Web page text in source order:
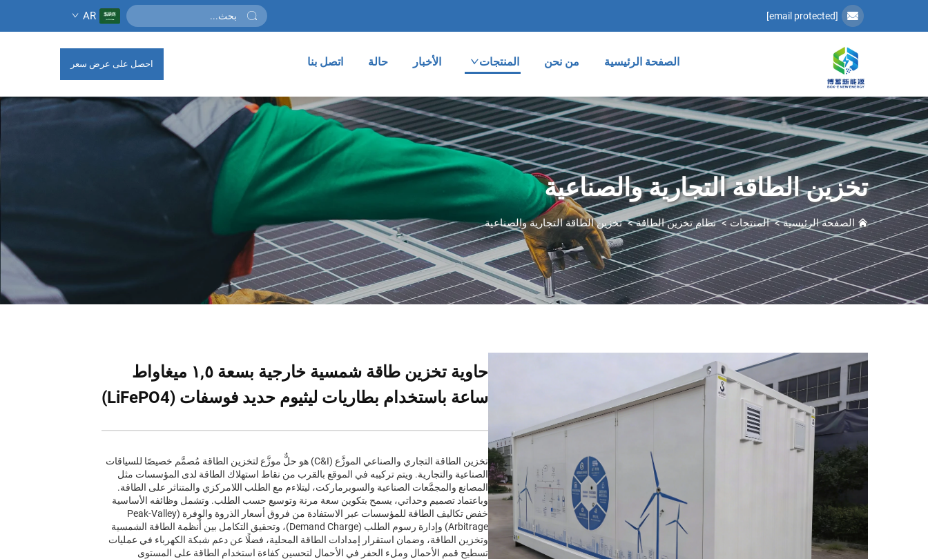
[email protected]
AR
الصفحة الرئيسية من نحن المنتجات الأخبار حالة اتصل بنا احصل على عرض سعر
تخزين الطاقة التجارية والصناعية
الصفحة الرئيسية>المنتجات>نظام تخزين الطاقة>تخزين الطاقة التجارية والصناعية
حاوية تخزين طاقة شمسية خارجية بسعة ١,٥ ميغاواط
ساعة باستخدام بطاريات ليثيوم حديد فوسفات (LiFePO4)
تخزين الطاقة التجاري والصناعي الموزَّع (C&I) هو حلٌّ موزَّع لتخزين الطاقة مُصمَّم خصيصًا للسياقات
الصناعية والتجارية. ويتم تركيبه في الموقع بالقرب من نقاط استهلاك الطاقة لدى المؤسسات مثل
المصانع والمجمَّعات الصناعية والسوبرماركت، ليتلاءم مع الطلب اللامركزي والمتناثر على الطاقة.
وباعتماد تصميم وحداتي، يسمح بتكوين سعة مرنة وتوسيع حسب الطلب. وتشمل وظائفه الأساسية
خفض تكاليف الطاقة للمؤسسات عبر الاستفادة من فروق أسعار الذروة والوِفرة (Peak-Valley
Arbitrage) وإدارة رسوم الطلب (Demand Charge)، وتحقيق التكامل بين أنظمة الطاقة الشمسية
وتخزين الطاقة، وضمان استقرار إمدادات الطاقة المحلية، فضلًا عن دعم شبكة الكهرباء في عمليات
تسطيح قمم الأحمال وملء الحفر في الأحمال لتحسين كفاءة استخدام الطاقة على المستوى